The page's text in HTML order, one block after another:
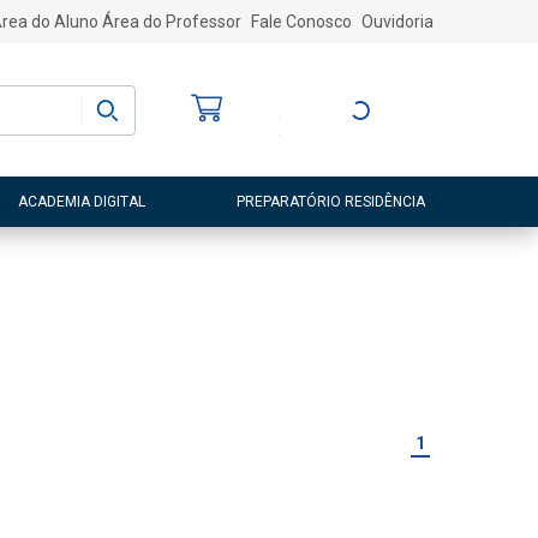
do Aluno Área do Professor Fale Conosco Ouvidoria
Entre ou Cadastre-
ACADEMIA DIGITAL PREPARATÓRIO RESIDÊNCIA
1